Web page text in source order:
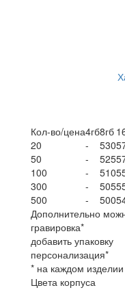
Кол-во/цена4гб8гб
20
- 530
50
- 525
100
- 510
300
- 505
500
- 500
Дополнительно
гравировка*
добавить упаковку
персонализация*
* на каждом
Цвета корпуса